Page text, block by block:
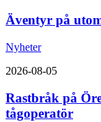
Äventyr på
Nyheter
2026-08-05
Rastbråk på
tågoperatör